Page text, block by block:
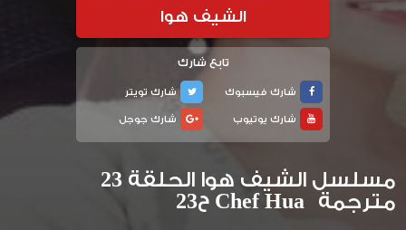
الشيف هوا
تابع شارك
شارك فيسبوك
شارك تويتر
شارك يوتيوب
شارك جوجل
مسلسل الشيف هوا الحلقة 23
مترجمة Chef Hua ح23